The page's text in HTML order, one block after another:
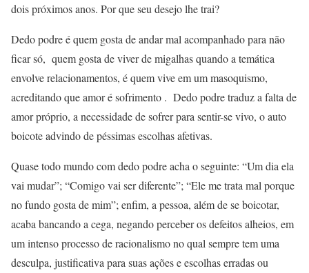
dois próximos anos. Por que seu desejo lhe trai?
Dedo podre é quem gosta de andar mal acompanhado para não
ficar só, quem gosta de viver de migalhas quando a temática
envolve relacionamentos, é quem vive em um masoquismo,
acreditando que amor é sofrimento . Dedo podre traduz a falta de
amor próprio, a necessidade de sofrer para sentir-se vivo, o auto
boicote advindo de péssimas escolhas afetivas.
Quase todo mundo com dedo podre acha o seguinte: “Um dia ela
vai mudar”; “Comigo vai ser diferente”; “Ele me trata mal porque
no fundo gosta de mim”; enfim, a pessoa, além de se boicotar,
acaba bancando a cega, negando perceber os defeitos alheios, em
um intenso processo de racionalismo no qual sempre tem uma
desculpa, justificativa para suas ações e escolhas erradas ou